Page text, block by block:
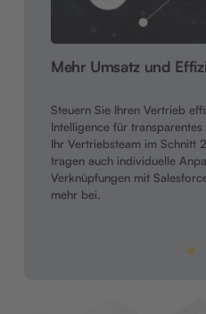
Mehr Umsatz und
Steuern Sie Ihren Vertrieb
Intelligence für
Ihr Vertriebsteam im Schnitt
tragen auch individuelle
Verknüpfungen mit
mehr bei.